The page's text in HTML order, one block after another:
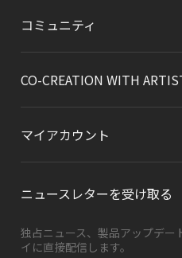
コミュニティ
CO-CREATION WITH
マイアカウント
ニュースレターを受け取る
独占ニュース、製品アップデー
イに直接配信します。